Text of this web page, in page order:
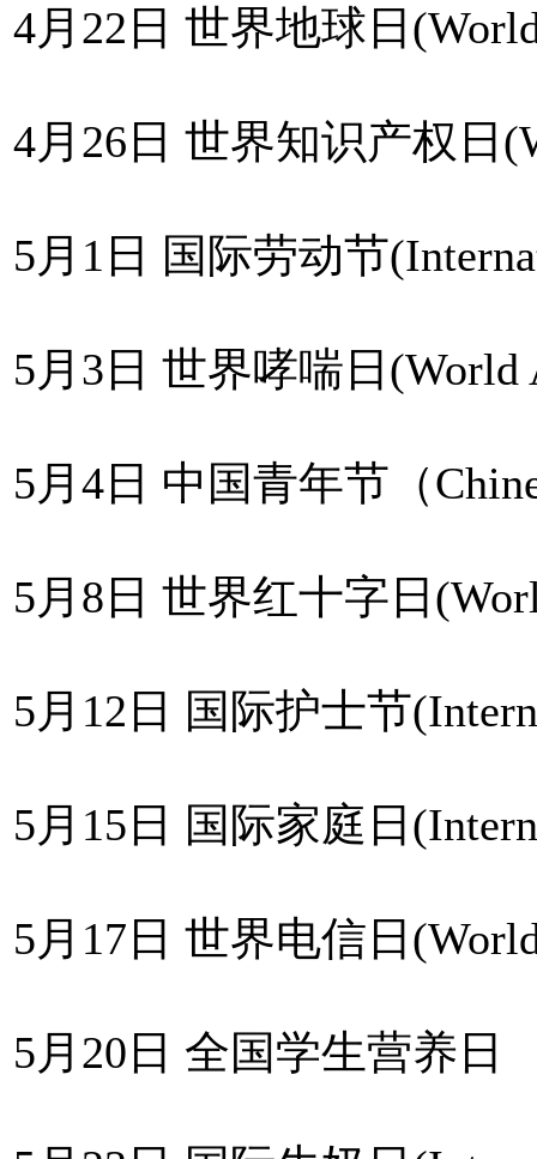
4月22日 世界地球日
4月26日 世界知识产权日
5月1日 国际劳动节
5月3日 世界哮喘日(World
5月4日 中国青年节（
5月8日 世界红十字日
5月12日 国际护士节
5月15日 国际家庭日
5月17日 世界电信日
5月20日 全国学生营养日